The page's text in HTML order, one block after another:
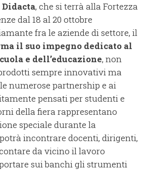
, che si terrà alla Fortezza
dal 18 al 20 ottobre
fra le aziende di settore, il
il suo impegno dedicato al
e dell’educazione, non
sempre innovativi ma
numerose partnership e ai
pensati per studenti e
della fiera rappresentano
speciale durante la
incontrare docenti, dirigenti,
da vicino il lavoro
sui banchi gli strumenti